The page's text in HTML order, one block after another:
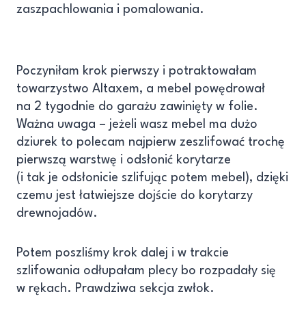
zaszpachlowania i pomalowania.
Poczyniłam krok pierwszy i potraktowałam
towarzystwo Altaxem, a mebel powędrował
na 2 tygodnie do garażu zawinięty w folie.
Ważna uwaga – jeżeli wasz mebel ma dużo
dziurek to polecam najpierw zeszlifować trochę
pierwszą warstwę i odsłonić korytarze
(i tak je odsłonicie szlifując potem mebel), dzięki
czemu jest łatwiejsze dojście do korytarzy
drewnojadów.
Potem poszliśmy krok dalej i w trakcie
szlifowania odłupałam plecy bo rozpadały się
w rękach. Prawdziwa sekcja zwłok.